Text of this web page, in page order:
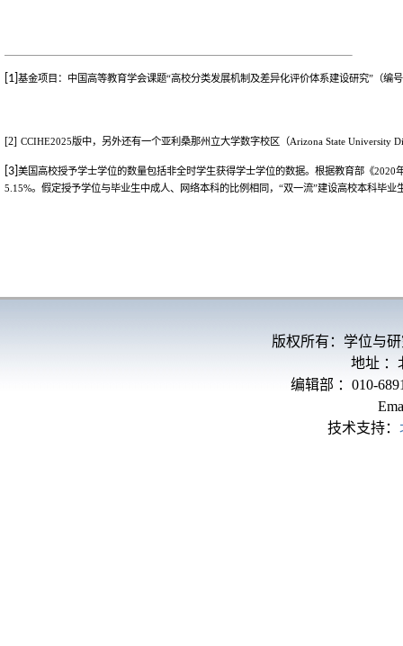
[1] 基金项目：中国高等教育学会课题“高校分类发展机制及差异化评价体系建设研究”（编
[2] CCIHE2025版中，另外还有一个亚利桑那州立大学数字校区（Arizona State University
[3] 美国高校授予学士学位的数量包括非全时学生获得学士学位的数据。根据教育部《2020
5.15%。假定授予学位与毕业生中成人、网络本科的比例相同，“双一流”建设高校本科毕业
版权所有：学位与
地址 ：
编辑部 ：010-
技术支持：